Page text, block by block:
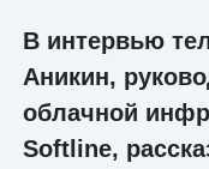
В интервью
Аникин,
облачной
Softline,